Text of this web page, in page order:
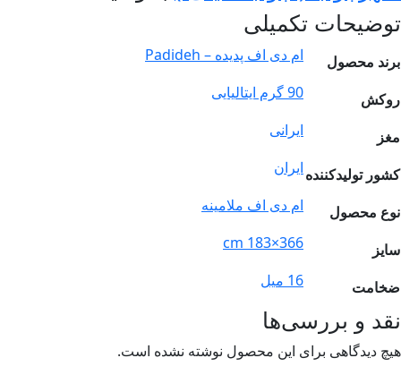
تکمیلی
محصول ام دی اف پدیده – Padideh
90 گرم ایتالیایی
ایرانی
تولیدکننده ایران
محصول ام دی اف ملامینه
366×183 cm
16 میل
و بررسی‌ها
دیدگاهی برای این محصول نوشته نشده است.